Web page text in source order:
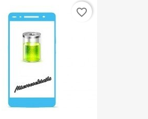
favorite_border